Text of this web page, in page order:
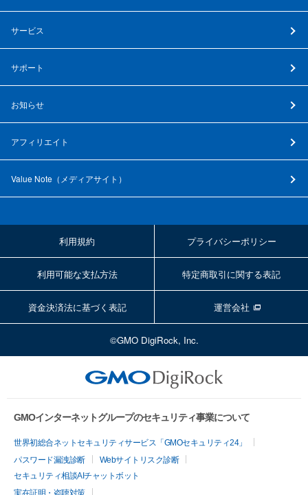
サービス
サポート
お知らせ
アフィリエイト
Value Note（ メディアサイト ）
利用規約 プライバシーポリシー
利用可能な支払方法 特定商取引に関する表記
資金決済法に基づく表記 運営会社
©GMO DigiRock, Inc.
GMOインターネットグループのセキュリティ事業について
世界初総合ネットセキュリティサービス「GMOセキュリティ24」
パスワード漏洩診断
Webサイトリスク診断
セキュリティ相談AIチャットボット
実在証明・盗聴対策